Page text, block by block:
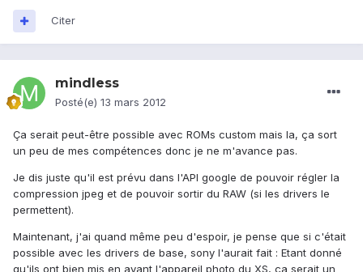
Citer
mindless
Posté(e) 13 mars 2012
Ça serait peut-être possible avec ROMs custom mais la, ça sort
un peu de mes compétences donc je ne m'avance pas.
Je dis juste qu'il est prévu dans l'API google de pouvoir régler la
compression jpeg et de pouvoir sortir du RAW (si les drivers le
permettent).
Maintenant, j'ai quand même peu d'espoir, je pense que si c'était
possible avec les drivers de base, sony l'aurait fait : Etant donné
qu'ils ont bien mis en avant l'appareil photo du XS, ça serait un